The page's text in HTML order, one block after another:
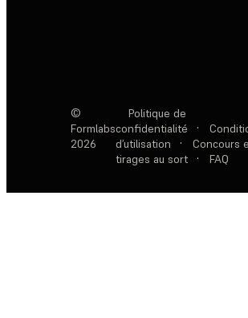
©
Formlabs
2026
Politique de
confidentialité
·
d’utilisation
·
Concours
tirages au sort
· FAQ